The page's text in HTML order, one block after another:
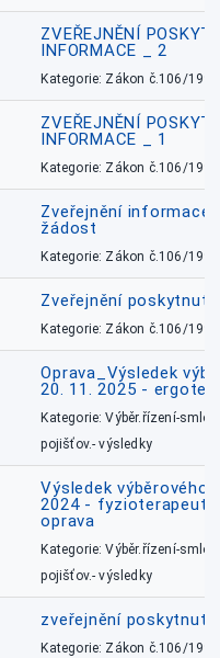
ZVEŘEJNĚNÍ
INFORMACE _ 2
Kategorie: Zákon č.106/1999
ZVEŘEJNĚNÍ
INFORMACE _ 1
Kategorie: Zákon č.106/1999
Zveřejnění informace
žádost
Kategorie: Zákon č.106/1999
Zveřejnění
Kategorie: Zákon č.106/1999
Oprava_Výsledek
20. 11. 2025 -
Kategorie: Výběr.řízení-
pojišťov.- výsledky
Výsledek výběrového
2024 - fyzioterapeut,
oprava
Kategorie: Výběr.řízení-
pojišťov.- výsledky
zveřejnění
Kategorie: Zákon č.106/1999